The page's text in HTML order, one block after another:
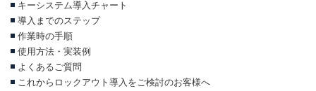
キーシステム導入チャート
導入までのステップ
作業時の手順
使用方法・実装例
よくあるご質問
これからロックアウト導入をご検討のお客様へ